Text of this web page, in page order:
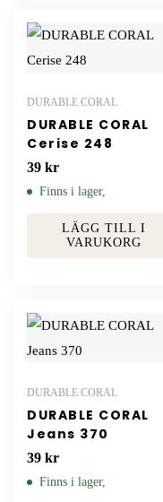
DURABLE CORAL
DURABLE CORAL
Cerise 248
39 kr
Finns i lager,
LÄGG TILL I
VARUKORG
DURABLE CORAL
DURABLE CORAL
Jeans 370
39 kr
Finns i lager,